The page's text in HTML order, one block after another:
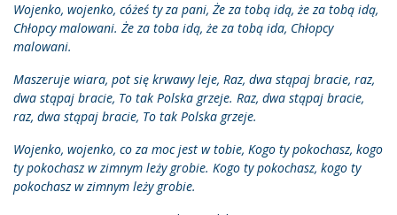
Wojenko, wojenko, cóżeś ty za pani, Że za tobą idą, że za tobą idą,
Chłopcy malowani. Że za toba idą, że za tobą ida, Chłopcy
malowani.
Maszeruje wiara, pot się krwawy leje, Raz, dwa stąpaj bracie, raz,
dwa stąpaj bracie, To tak Polska grzeje. Raz, dwa stąpaj bracie,
raz, dwa stąpaj bracie, To tak Polska grzeje.
Wojenko, wojenko, co za moc jest w tobie, Kogo ty pokochasz, kogo
ty pokochasz w zimnym leży grobie. Kogo ty pokochasz, kogo ty
pokochasz w zimnym leży grobie.